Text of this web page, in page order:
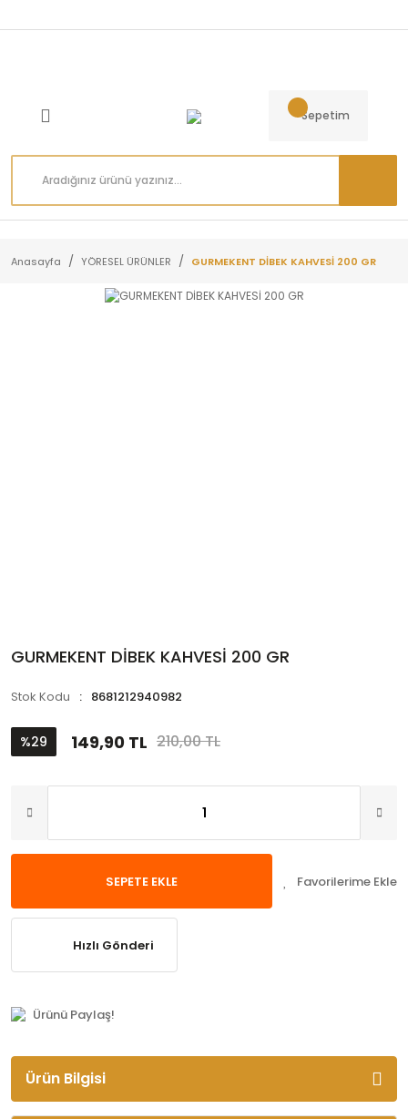
Sepetim
Anasayfa YÖRESEL ÜRÜNLER GURMEKENT DİBEK KAHVESİ 200 GR
GURMEKENT DİBEK KAHVESİ 200 GR
Stok Kodu 8681212940982
%29 149,90 TL 210,00 TL
SEPETE EKLE
Hızlı Gönderi
Ürünü Paylaş!
Ürün Bilgisi